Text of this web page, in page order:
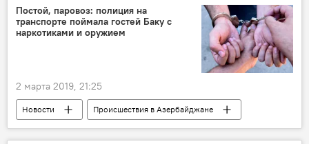
ЖИЗНЬ
Голливуд
Иск
Бывшая жена суд
Постой, паровоз: полиция на
транспорте поймала гостей Баку с
наркотиками и оружием
2 марта 2019, 21:25
Новости
Происшествия в Азербайджане
Происшествия
ЖИЗНЬ
наркотики